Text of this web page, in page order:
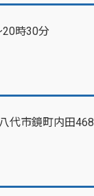
時30分
市鏡町内田468-